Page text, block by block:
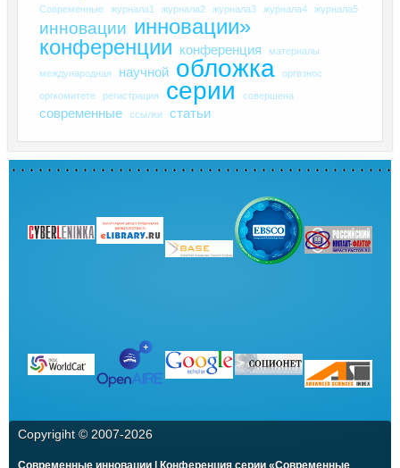
Современные
журнала1 журнала2 журнала3 журнала4 журнала5
инновации инновации»
конференции
конференция материалы
международная научной обложка оргвзнос
оргкомитете регистрация серии совершена
современные ссылки статьи
Copyrigiht © 2007-2026